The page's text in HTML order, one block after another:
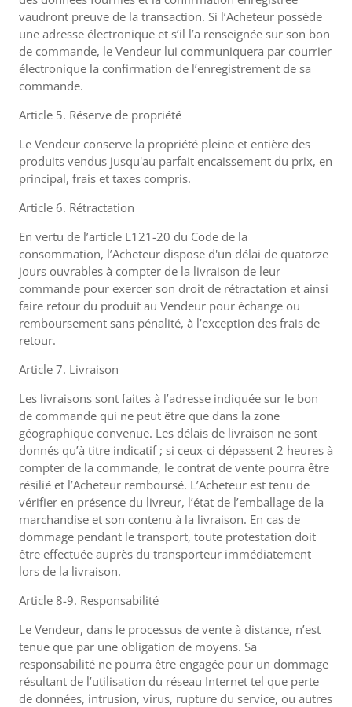
vaudront preuve de la transaction. Si l’Acheteur possède
une adresse électronique et s’il l’a renseignée sur son bon
de commande, le Vendeur lui communiquera par courrier
électronique la confirmation de l’enregistrement de sa
commande.
Article 5. Réserve de propriété
Le Vendeur conserve la propriété pleine et entière des
produits vendus jusqu'au parfait encaissement du prix, en
principal, frais et taxes compris.
Article 6. Rétractation
En vertu de l’article L121-20 du Code de la
consommation, l’Acheteur dispose d'un délai de quatorze
jours ouvrables à compter de la livraison de leur
commande pour exercer son droit de rétractation et ainsi
faire retour du produit au Vendeur pour échange ou
remboursement sans pénalité, à l’exception des frais de
retour.
Article 7. Livraison
Les livraisons sont faites à l’adresse indiquée sur le bon
de commande qui ne peut être que dans la zone
géographique convenue. Les délais de livraison ne sont
donnés qu’à titre indicatif ; si ceux-ci dépassent 2 heures à
compter de la commande, le contrat de vente pourra être
résilié et l’Acheteur remboursé. L’Acheteur est tenu de
vérifier en présence du livreur, l’état de l’emballage de la
marchandise et son contenu à la livraison. En cas de
dommage pendant le transport, toute protestation doit
être effectuée auprès du transporteur immédiatement
lors de la livraison.
Article 8-9. Responsabilité
Le Vendeur, dans le processus de vente à distance, n’est
tenue que par une obligation de moyens. Sa
responsabilité ne pourra être engagée pour un dommage
résultant de l’utilisation du réseau Internet tel que perte
de données, intrusion, virus, rupture du service, ou autres